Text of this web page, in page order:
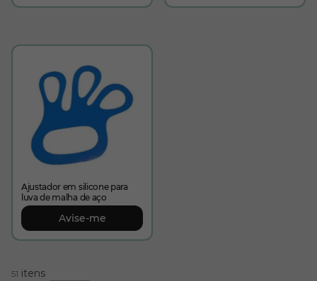
Ajustador em silicone para
luva de malha de aço
Avise-me
51 itens